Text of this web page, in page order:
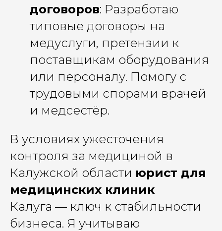
договоров: Разработаю
типовые договоры на
медуслуги, претензии к
поставщикам оборудования
или персоналу. Помогу с
трудовыми спорами врачей
и медсестёр.
В условиях ужесточения
контроля за медициной в
Калужской области юрист для
медицинских клиник
Калуга — ключ к стабильности
бизнеса. Я учитываю